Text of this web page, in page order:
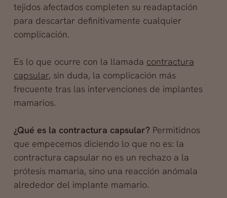
tejidos afectados completen su readaptación
para descartar definitivamente cualquier
complicación.
Es lo que ocurre con la llamada contractura
capsular, sin duda, la complicación más
frecuente tras las intervenciones de implantes
mamarios.
¿Qué es la contractura capsular?Permitidnos
que empecemos diciendo lo que no es: la
contractura capsular no es un rechazo a la
prótesis mamaria, sino una reacción anómala
alrededor del implante mamario.